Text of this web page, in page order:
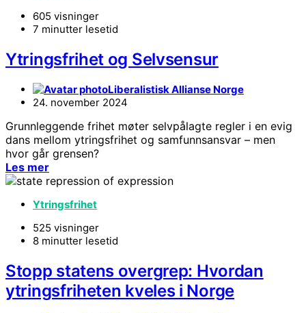
605 visninger
7 minutter lesetid
Ytringsfrihet og Selvsensur
Liberalistisk Allianse Norge
24. november 2024
Grunnleggende frihet møter selvpålagte regler i en evig
dans mellom ytringsfrihet og samfunnsansvar – men
hvor går grensen?
Les mer
Ytringsfrihet
525 visninger
8 minutter lesetid
Stopp statens overgrep: Hvordan
ytringsfriheten kveles i Norge